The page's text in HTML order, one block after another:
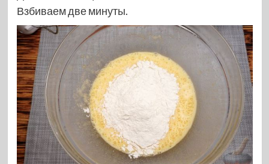
Взбиваем две минуты.